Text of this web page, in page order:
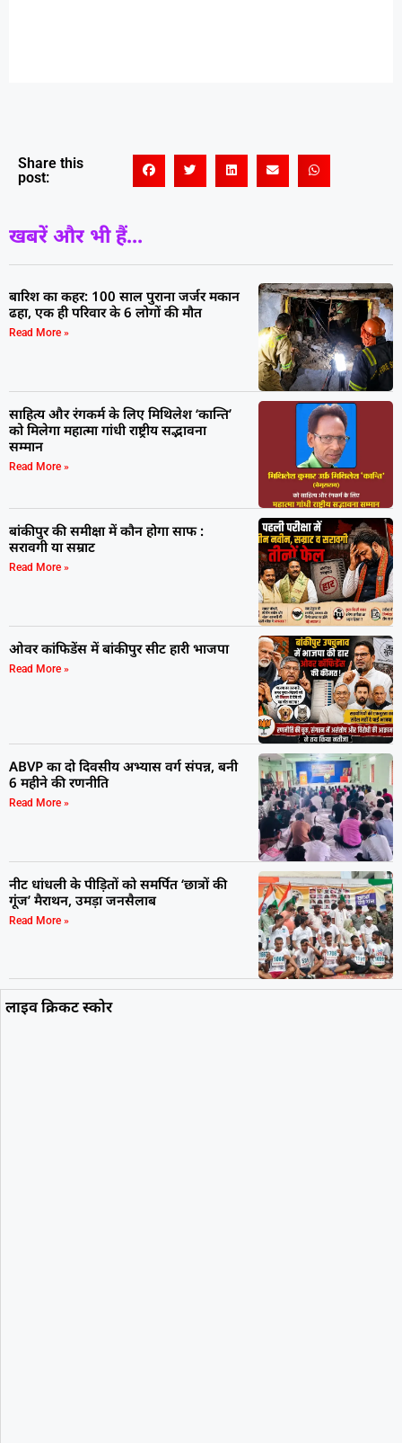
Share this
post:
खबरें और भी हैं...
बारिश का कहर: 100 साल पुराना जर्जर मकान
ढहा, एक ही परिवार के 6 लोगों की मौत
Read More »
साहित्य और रंगकर्म के लिए मिथिलेश ‘कान्ति’
को मिलेगा महात्मा गांधी राष्ट्रीय सद्भावना
सम्मान
Read More »
बांकीपुर की समीक्षा में कौन होगा साफ :
सरावगी या सम्राट
Read More »
ओवर कांफिडेंस में बांकीपुर सीट हारी भाजपा
Read More »
ABVP का दो दिवसीय अभ्यास वर्ग संपन्न, बनी
6 महीने की रणनीति
Read More »
नीट धांधली के पीड़ितों को समर्पित ‘छात्रों की
गूंज’ मैराथन, उमड़ा जनसैलाब
Read More »
लाइव क्रिकट स्कोर